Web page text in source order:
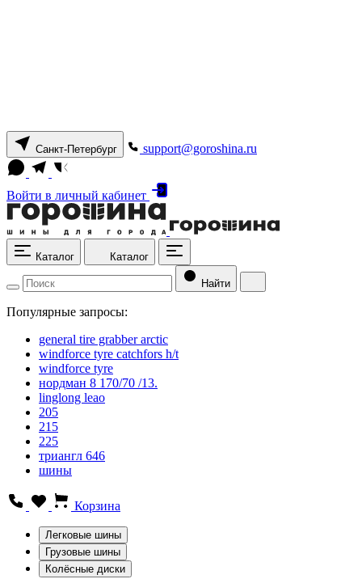
Санкт-Петербург support@goroshina.ru
Войти в личный кабинет
Каталог Каталог
Найти
Популярные запросы:
general tire grabber arctic
windforce tyre catchfors h/t
windforce tyre
нордман 8 170/70 /13.
linglong leao
205
215
225
триангл 646
шины
Корзина
Легковые шины
Грузовые шины
Колёсные диски